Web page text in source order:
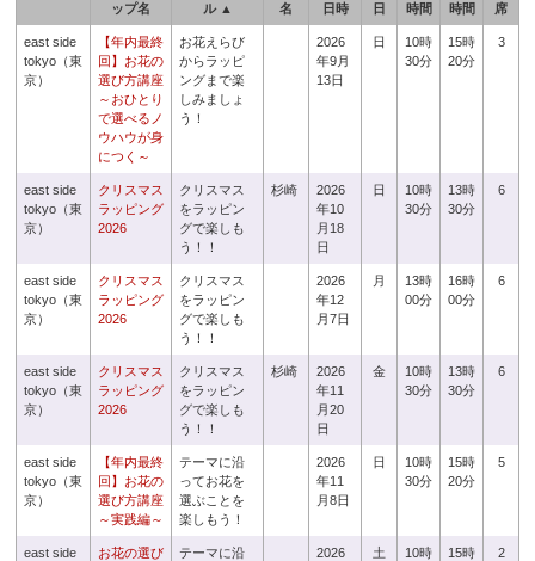
ップ名
ル ▲
名
日時
日
時間
時間
席
east side
tokyo（東
京）
【年内最終
回】お花の
選び方講座
～おひとり
で選べるノ
ウハウが身
につく～
お花えらび
からラッピ
ングまで楽
しみましょ
う！
2026
年9月
13日
日
10時
30分
15時
20分
3
east side
tokyo（東
京）
クリスマス
ラッピング
2026
クリスマス
をラッピン
グで楽しも
う！！
杉崎
2026
年10
月18
日
日
10時
30分
13時
30分
6
east side
tokyo（東
京）
クリスマス
ラッピング
2026
クリスマス
をラッピン
グで楽しも
う！！
2026
年12
月7日
月
13時
00分
16時
00分
6
east side
tokyo（東
京）
クリスマス
ラッピング
2026
クリスマス
をラッピン
グで楽しも
う！！
杉崎
2026
年11
月20
日
金
10時
30分
13時
30分
6
east side
tokyo（東
京）
【年内最終
回】お花の
選び方講座
～実践編～
テーマに沿
ってお花を
選ぶことを
楽しもう！
2026
年11
月8日
日
10時
30分
15時
20分
5
east side
お花の選び
テーマに沿
2026
土
10時
15時
2